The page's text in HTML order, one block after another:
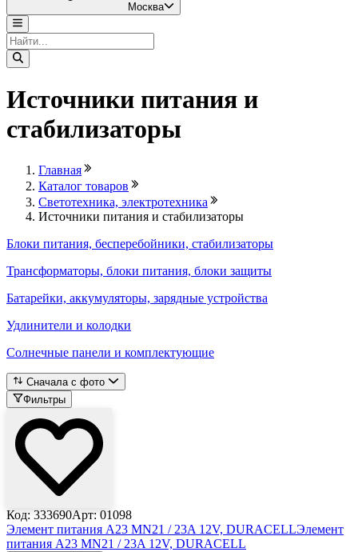
Москва
Источники питания и
стабилизаторы
Главная
Каталог товаров
Светотехника, электротехника
Источники питания и стабилизаторы
Блоки питания, бесперебойники, стабилизаторы
Трансформаторы, блоки питания, блоки защиты
Батарейки, аккумуляторы, зарядные устройства
Удлинители и колодки
Солнечные панели и комплектующие
Сначала с фото
Фильтры
Код: 333690Арт: 01098
Элемент питания A23 MN21 / 23A 12V, DURACELLЭлемент
питания A23 MN21 / 23A 12V, DURACELL